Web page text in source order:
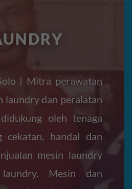
| Mitra perawatan
laundry dan peralatan
oleh tenaga
cekatan, handal dan
mesin laundry
Mesin dan